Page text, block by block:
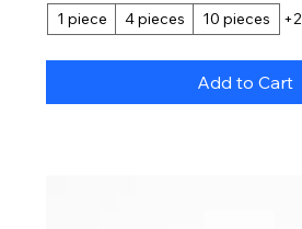
1 piece 4 pieces 10 pieces +2
Add to Cart